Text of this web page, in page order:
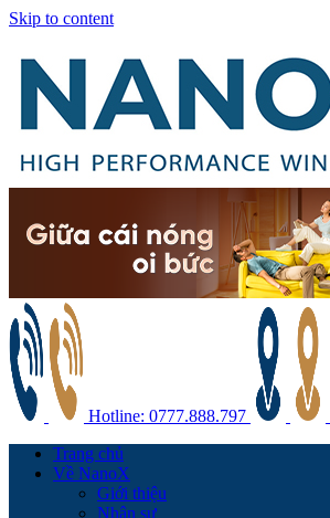
Skip to content
Hotline: 0777.888.797
Trang chủ
Về NanoX
Giới thiệu
Nhân sự